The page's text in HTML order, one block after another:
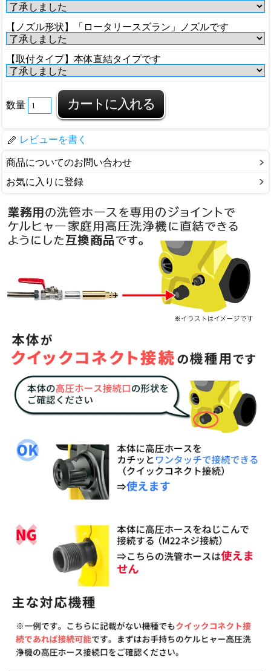
【ノズル形状】「ロータリースズラン」ノズルです
【取付タイプ】本体直結タイプです
数量
レビューを書く
商品についてのお問い合わせ
お気に入りに登録